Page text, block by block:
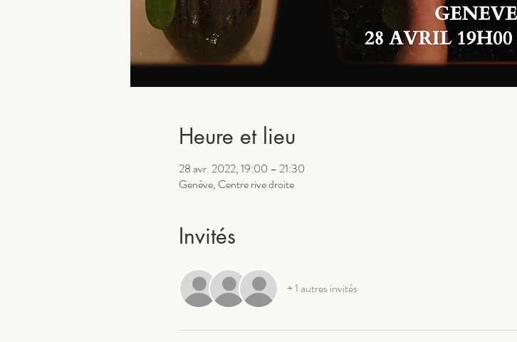
Heure et lieu
28 avr. 2022, 19:00 – 21:30
Genève, Centre rive droite
Invités
+ 1 autres invités